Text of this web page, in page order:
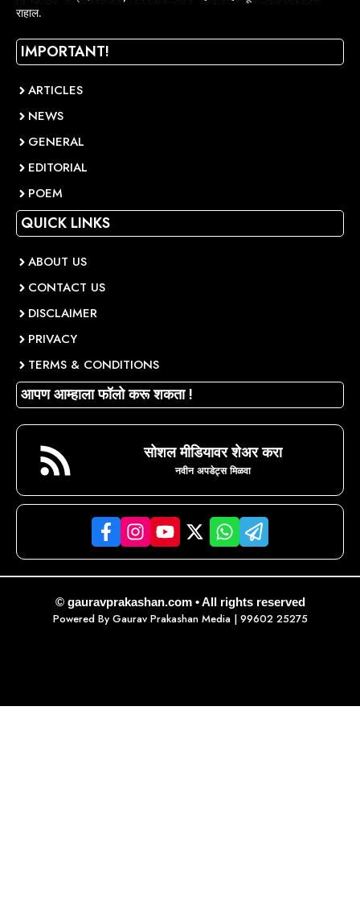
राहाल.
IMPORTANT!
ARTICLES
NEWS
GENERAL
EDITORIAL
POEM
QUICK LINKS
ABOUT US
CONTACT US
DISCLAIMER
PRIVACY
TERMS & CONDITIONS
आपण आम्हाला फॉलो करू शकता !
सोशल मीडियावर शेअर करा
नवीन अपडेट्स मिळवा
© gauravprakashan.com • All rights reserved
Powered By Gaurav Prakashan Media| 99602 25275